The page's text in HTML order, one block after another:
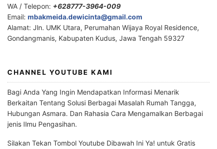
WA / Telepon: +628777-3964-009
Email: mbakmeida.dewicinta@gmail.com
Alamat: Jln. UMK Utara, Perumahan Wijaya Royal Residence,
Gondangmanis, Kabupaten Kudus, Jawa Tengah 59327
CHANNEL YOUTUBE KAMI
Bagi Anda Yang Ingin Mendapatkan Informasi Menarik
Berkaitan Tentang Solusi Berbagai Masalah Rumah Tangga,
Hubungan Asmara. Dan Rahasia Cara Mengamalkan Berbagai
jenis Ilmu Pengasihan.
Silakan Tekan Tombol Youtube Dibawah Ini Ya! untuk Gratis